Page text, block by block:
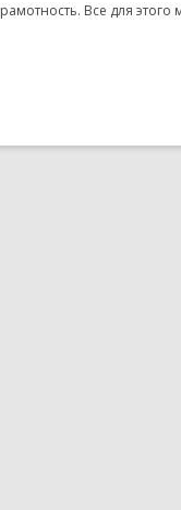
Все для